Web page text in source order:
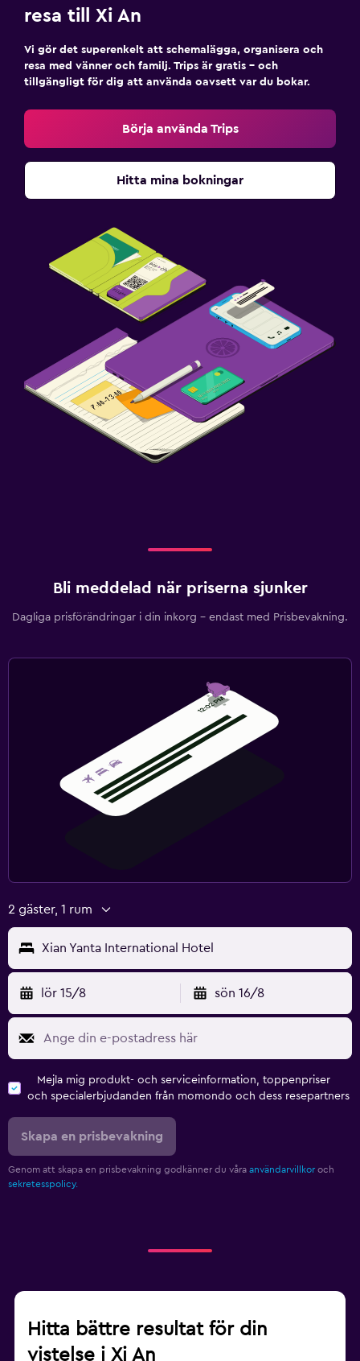
resa till Xi An
Vi gör det superenkelt att schemalägga, organisera och
resa med vänner och familj. Trips är gratis – och
tillgängligt för dig att använda oavsett var du bokar.
Börja använda Trips
Hitta mina bokningar
Bli meddelad när priserna sjunker
Dagliga prisförändringar i din inkorg – endast med Prisbevakning.
2 gäster, 1 rum
Xian Yanta International Hotel
lör 15/8 sön 16/8
Mejla mig produkt- och serviceinformation, toppenpriser
och specialerbjudanden från momondo och dess resepartners
Skapa en prisbevakning
Genom att skapa en prisbevakning godkänner du våra användarvillkor och
sekretesspolicy.
Hitta bättre resultat för din
vistelse i Xi An